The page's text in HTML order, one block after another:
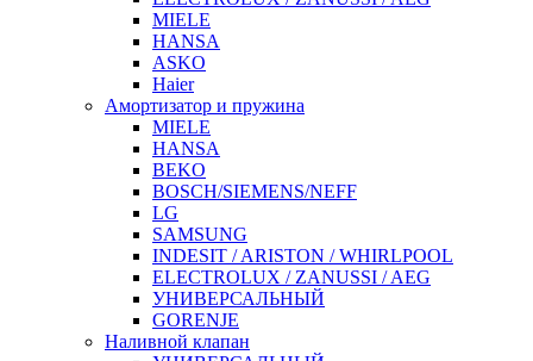
MIELE
HANSA
ASKO
Haier
Амортизатор и пружина
MIELE
HANSA
BEKO
BOSCH/SIEMENS/NEFF
LG
SAMSUNG
INDESIT / ARISTON / WHIRLPOOL
ELECTROLUX / ZANUSSI / AEG
УНИВЕРСАЛЬНЫЙ
GORENJE
Наливной клапан